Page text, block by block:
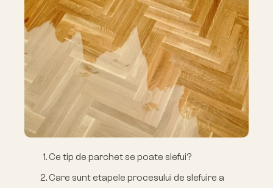
Ce tip de parchet se poate slefui?
Care sunt etapele procesului de slefuire a